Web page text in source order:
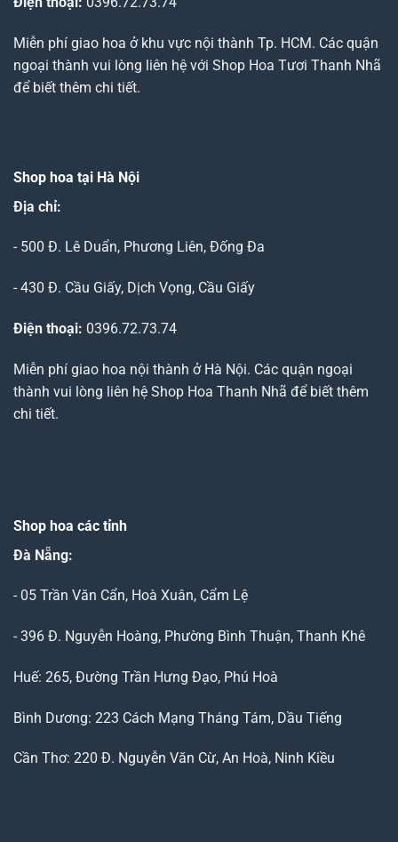
Miễn phí giao hoa ở khu vực nội thành Tp. HCM. Các quận
ngoại thành vui lòng liên hệ với Shop Hoa Tươi Thanh Nhã
để biết thêm chi tiết.
Shop hoa tại Hà Nội
Địa chỉ:
- 500 Đ. Lê Duẩn, Phương Liên, Đống Đa
- 430 Đ. Cầu Giấy, Dịch Vọng, Cầu Giấy
Điện thoại: 0396.72.73.74
Miễn phí giao hoa nội thành ở Hà Nội. Các quận ngoại
thành vui lòng liên hệ Shop Hoa Thanh Nhã để biết thêm
chi tiết.
Shop hoa các tỉnh
Đà Nẵng:
- 05 Trần Văn Cẩn, Hoà Xuân, Cẩm Lệ
- 396 Đ. Nguyễn Hoàng, Phường Bình Thuận, Thanh Khê
Huế: 265, Đường Trần Hưng Đạo, Phú Hoà
Bình Dương: 223 Cách Mạng Tháng Tám, Dầu Tiếng
Cần Thơ: 220 Đ. Nguyễn Văn Cừ, An Hoà, Ninh Kiều